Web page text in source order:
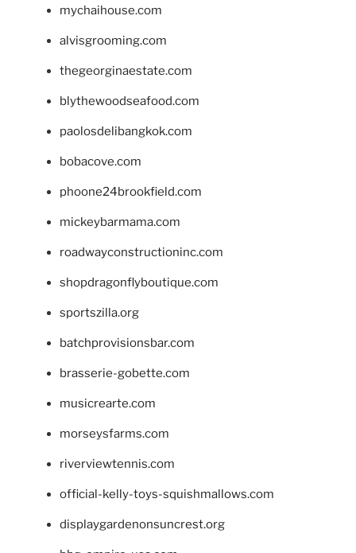
mychaihouse.com
alvisgrooming.com
thegeorginaestate.com
blythewoodseafood.com
paolosdelibangkok.com
bobacove.com
phoone24brookfield.com
mickeybarmama.com
roadwayconstructioninc.com
shopdragonflyboutique.com
sportszilla.org
batchprovisionsbar.com
brasserie-gobette.com
musicrearte.com
morseysfarms.com
riverviewtennis.com
official-kelly-toys-squishmallows.com
displaygardenonsuncrest.org